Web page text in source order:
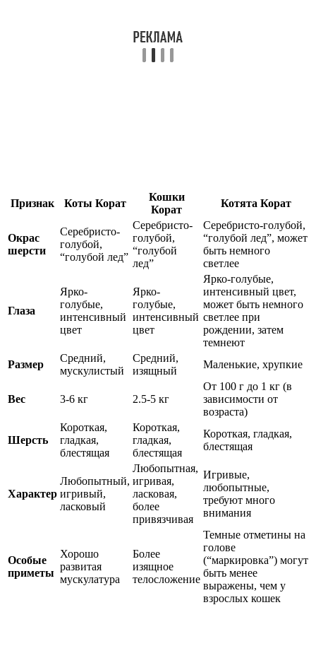
Признак Коты Корат
Кошки
Корат
Котята Корат
Окрас
шерсти
Серебристо-
голубой,
“голубой лед”
Серебристо-
голубой,
“голубой
лед”
Серебристо-голубой,
“голубой лед”, может
быть немного
светлее
Глаза
Ярко-
голубые,
интенсивный
цвет
Ярко-
голубые,
интенсивный
цвет
Ярко-голубые,
интенсивный цвет,
может быть немного
светлее при
рождении, затем
темнеют
Размер
Средний,
мускулистый
Средний,
изящный
Маленькие, хрупкие
Вес 3-6 кг 2.5-5 кг
От 100 г до 1 кг (в
зависимости от
возраста)
Шерсть
Короткая,
гладкая,
блестящая
Короткая,
гладкая,
блестящая
Короткая, гладкая,
блестящая
Характер
Любопытный,
игривый,
ласковый
Любопытная,
игривая,
ласковая,
более
привязчивая
Игривые,
любопытные,
требуют много
внимания
Особые
приметы
Хорошо
развитая
мускулатура
Более
изящное
телосложение
Темные отметины на
голове
(“маркировка”) могут
быть менее
выражены, чем у
взрослых кошек